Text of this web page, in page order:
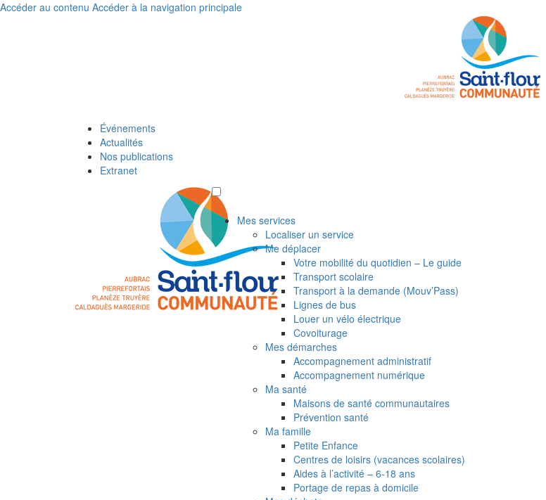
Accéder au contenu Accéder à la navigation principale
Événements
Actualités
Nos publications
Extranet
Mes services
Localiser un service
Me déplacer
Votre mobilité du quotidien – Le guide
Transport scolaire
Transport à la demande (Mouv’Pass)
Lignes de bus
Louer un vélo électrique
Covoiturage
Mes démarches
Accompagnement administratif
Accompagnement numérique
Ma santé
Maisons de santé communautaires
Prévention santé
Ma famille
Petite Enfance
Centres de loisirs (vacances scolaires)
Aides à l’activité – 6-18 ans
Portage de repas à domicile